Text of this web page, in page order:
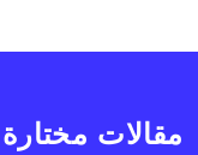
مقالات مختارة